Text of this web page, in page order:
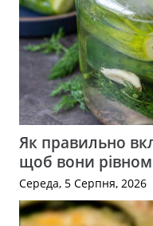
Як правильно
щоб вони
Середа, 5 Серпня, 2026